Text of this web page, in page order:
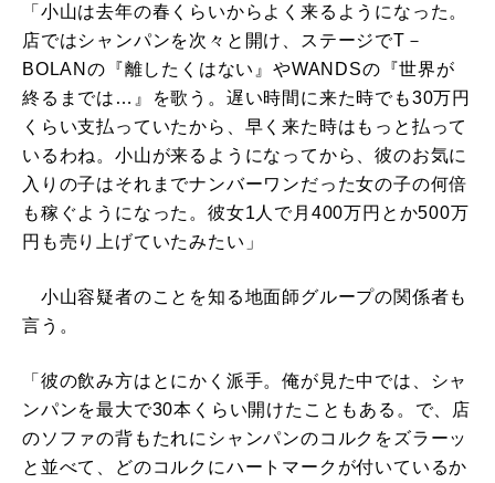
「小山は去年の春くらいからよく来るようになった。
店ではシャンパンを次々と開け、ステージでT－
BOLANの『離したくはない』やWANDSの『世界が
終るまでは…』を歌う。遅い時間に来た時でも30万円
くらい支払っていたから、早く来た時はもっと払って
いるわね。小山が来るようになってから、彼のお気に
入りの子はそれまでナンバーワンだった女の子の何倍
も稼ぐようになった。彼女1人で月400万円とか500万
円も売り上げていたみたい」
小山容疑者のことを知る地面師グループの関係者も
言う。
「彼の飲み方はとにかく派手。俺が見た中では、シャ
ンパンを最大で30本くらい開けたこともある。で、店
のソファの背もたれにシャンパンのコルクをズラーッ
と並べて、どのコルクにハートマークが付いているか